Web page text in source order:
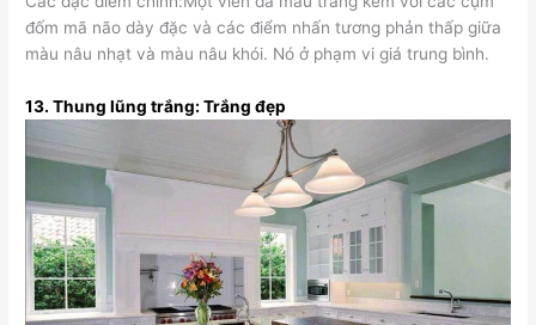
đốm mã não dày đặc và các điểm nhấn tương phản thấp giữa
màu nâu nhạt và màu nâu khói. Nó ở phạm vi giá trung bình.
13.Thung lũng trắng: Trắng đẹp